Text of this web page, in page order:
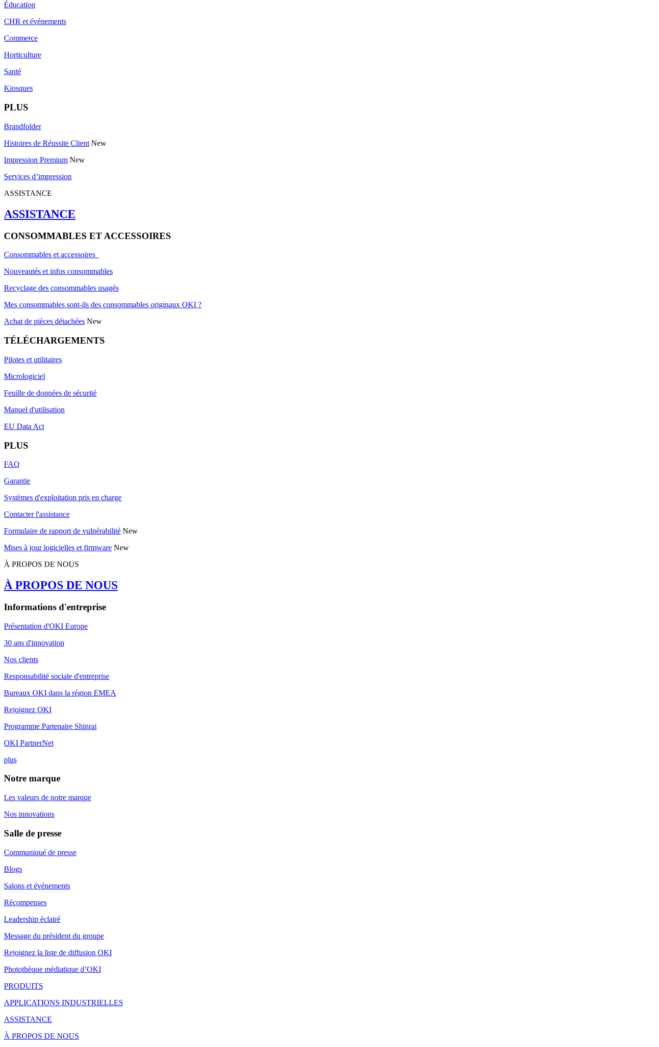
Éducation
CHR et événements
Commerce
Horticulture
Santé
Kiosques
PLUS
Brandfolder
Histoires de Réussite Client New
Impression Premium New
Services d’impression
ASSISTANCE
ASSISTANCE
CONSOMMABLES ET ACCESSOIRES
Consommables et accessoires
Nouveautés et infos consommables
Recyclage des consommables usagés
Mes consommables sont-ils des consommables originaux OKI ?
Achat de pièces détachées New
TÉLÉCHARGEMENTS
Pilotes et utilitaires
Micrologiciel
Feuille de données de sécurité
Manuel d'utilisation
EU Data Act
PLUS
FAQ
Garantie
Systèmes d'exploitation pris en charge
Contacter l'assistance
Formulaire de rapport de vulnérabilité New
Mises à jour logicielles et firmware New
À PROPOS DE NOUS
À PROPOS DE NOUS
Informations d'entreprise
Présentation d'OKI Europe
30 ans d'innovation
Nos clients
Responsabilité sociale d'entreprise
Bureaux OKI dans la région EMEA
Rejoignez OKI
Programme Partenaire Shinrai
OKI PartnerNet
plus
Notre marque
Les valeurs de notre marque
Nos innovations
Salle de presse
Communiqué de presse
Blogs
Salons et événements
Récompenses
Leadership éclairé
Message du président du groupe
Rejoignez la liste de diffusion OKI
Photothèque médiatique d’OKI
PRODUITS
APPLICATIONS INDUSTRIELLES
ASSISTANCE
À PROPOS DE NOUS